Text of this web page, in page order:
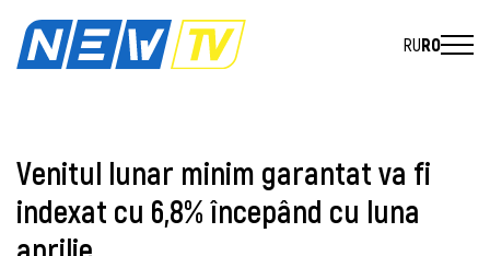
RURO
Venitul lunar minim garantat va fi
indexat cu 6,8% începând cu luna